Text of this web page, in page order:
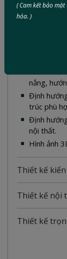
Thiết kế ý
nắng,
Định
trúc phù
Định
nội thất.
Hình ảnh
Thiết kế
Thiết kế nội
Thiết kế
( Cam kết bảo
hóa. )